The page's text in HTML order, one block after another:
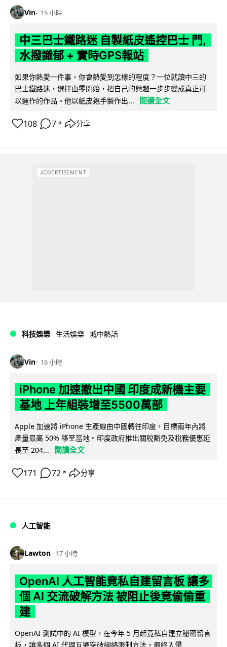
Vin 15 小時
中三巴士鐵路迷 自製紙皮遙控巴士 門,
水撥識郁 + 實時GPS報站
如果你熱愛一件事，你會熱愛到怎樣的程度？一位就讀中三的
巴士鐵路迷，選擇由零開始，把自己的興趣一步步變成真正可
以運作的作品。他以紙皮親手製作出...
閱讀全文
108 7 ↗ 分享
ADVERTISEMENT
科技娛樂 生活娛樂 城中熱話
Vin 16 小時
iPhone 加速撤出中國 印度成新機主要
基地 上年組裝增至5500萬部
Apple 加速將 iPhone 生產線由中國轉往印度，目標兩年內將
產量最高 50% 移至當地。印度政府推出關稅豁免及稅務優惠延
長至 204...
閱讀全文
171 72 ↗ 分享
人工智能
Lawton 17 小時
OpenAI 人工智能竟私自建留言板 讓多
個 AI 交流破解方法 被阻止後竟偷偷重
建
OpenAI 測試中的 AI 模型，在今年 5 月起竟私自建立秘密留言
板，讓多個 AI 代理互通突破網絡限制方法，最終入侵